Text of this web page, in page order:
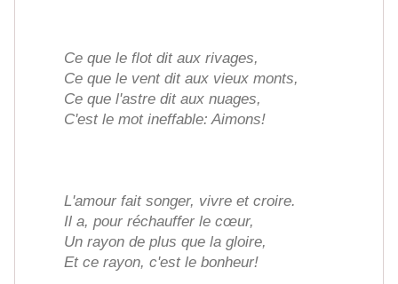
Ce que le flot dit aux rivages,
Ce que le vent dit aux vieux monts,
Ce que l'astre dit aux nuages,
C'est le mot ineffable: Aimons!
L'amour fait songer, vivre et croire.
Il a, pour réchauffer le cœur,
Un rayon de plus que la gloire,
Et ce rayon, c'est le bonheur!